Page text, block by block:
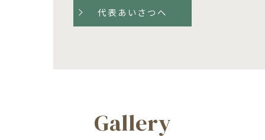
代表あいさつへ
Gallery